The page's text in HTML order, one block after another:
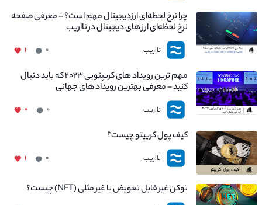
چرا نرخ لحظه‌ای ارزدیجیتال مهم است؟ - معرفی صفحه
نرخ لحظه‌ای ارز های دیجیتال در نااریب
نااریب ۰ ۱
مهم ترین رویداد های کریپتویی ۲۰۲۳ که باید دنبال
کنید – معرفی بهترین رویداد های جهانی
نااریب ۰ ۰
کیف پول کریپتو چیست؟
نااریب ۰ ۱
توکن غیر قابل تعویض یا غیر مثلی (NFT) چیست؟